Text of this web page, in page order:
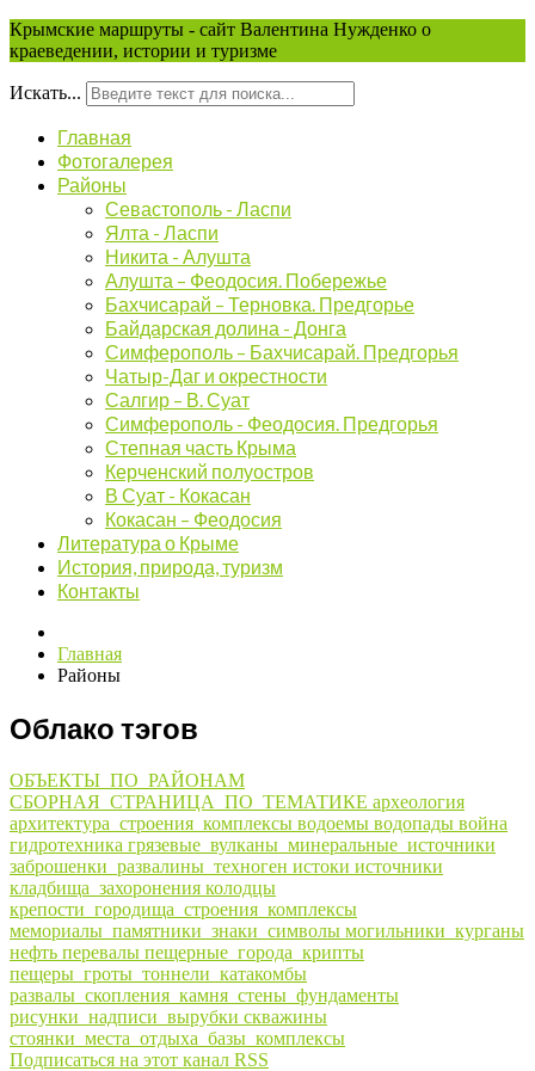
Крымские маршруты - сайт Валентина Нужденко о
краеведении, истории и туризме
Искать...
Главная
Фотогалерея
Районы
Севастополь - Ласпи
Ялта - Ласпи
Никита - Алушта
Алушта – Феодосия. Побережье
Бахчисарай – Терновка. Предгорье
Байдарская долина - Донга
Симферополь – Бахчисарай. Предгорья
Чатыр-Даг и окрестности
Салгир – В. Суат
Симферополь - Феодосия. Предгорья
Степная часть Крыма
Керченский полуостров
В Суат - Кокасан
Кокасан – Феодосия
Литература о Крыме
История, природа, туризм
Контакты
Главная
Районы
Облако тэгов
ОБЪЕКТЫ_ПО_РАЙОНАМ
СБОРНАЯ_СТРАНИЦА_ПО_ТЕМАТИКЕ археология
архитектура_строения_комплексы водоемы водопады война
гидротехника грязевые_вулканы_минеральные_источники
заброшенки_развалины_техноген истоки источники
кладбища_захоронения колодцы
крепости_городища_строения_комплексы
мемориалы_памятники_знаки_символы могильники_курганы
нефть перевалы пещерные_города_крипты
пещеры_гроты_тоннели_катакомбы
развалы_скопления_камня_стены_фундаменты
рисунки_надписи_вырубки скважины
стоянки_места_отдыха_базы_комплексы
Подписаться на этот канал RSS